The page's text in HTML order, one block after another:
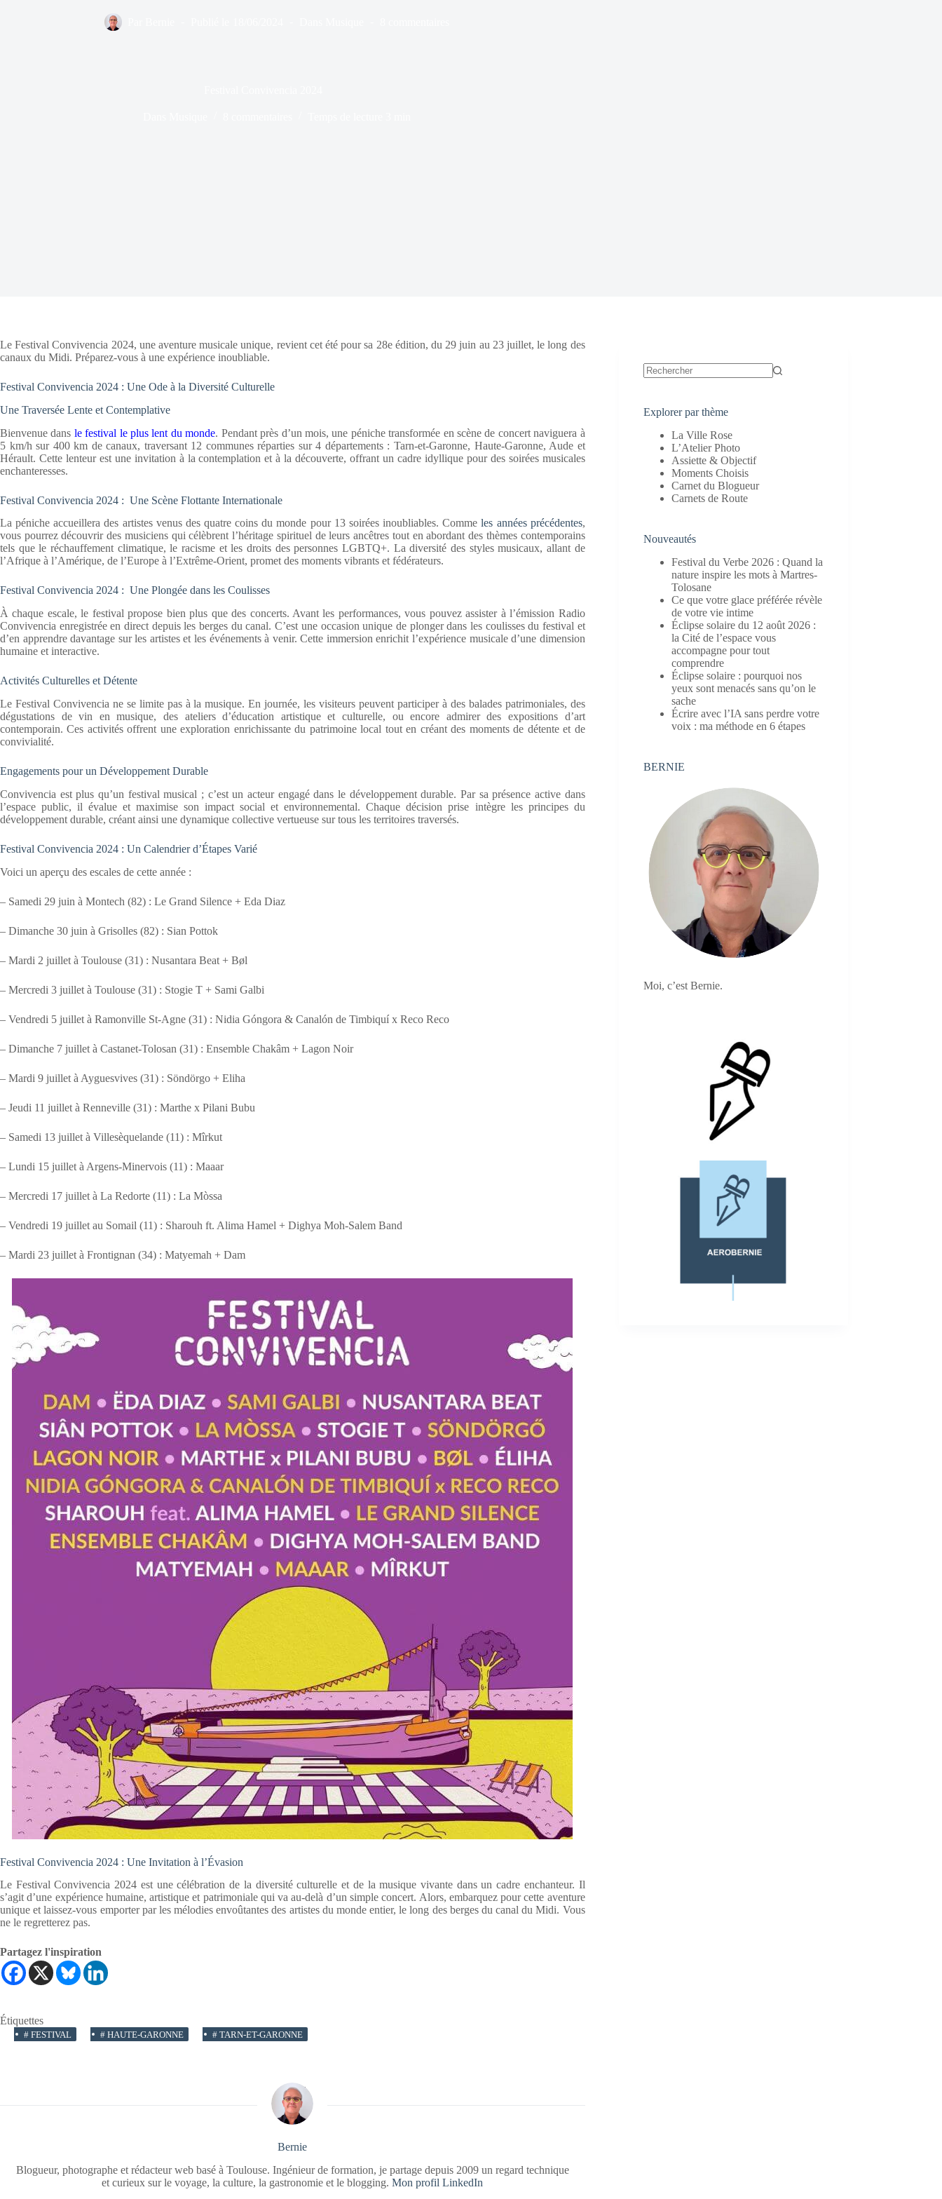
Le Festival Convivencia 2024, une aventure musicale unique, revient cet été pour sa 28e édition, du 29 juin au 23 juillet, le long des
canaux du Midi. Préparez-vous à une expérience inoubliable.
Festival Convivencia 2024 : Une Ode à la Diversité Culturelle
Une Traversée Lente et Contemplative
Bienvenue dans le festival le plus lent du monde. Pendant près d’un mois, une péniche transformée en scène de concert naviguera à
5 km/h sur 400 km de canaux, traversant 12 communes réparties sur 4 départements : Tarn-et-Garonne, Haute-Garonne, Aude et
Hérault. Cette lenteur est une invitation à la contemplation et à la découverte, offrant un cadre idyllique pour des soirées musicales
enchanteresses.
Festival Convivencia 2024 : Une Scène Flottante Internationale
La péniche accueillera des artistes venus des quatre coins du monde pour 13 soirées inoubliables. Commeles années précédentes,
vous pourrez découvrir des musiciens qui célèbrent l’héritage spirituel de leurs ancêtres tout en abordant des thèmes contemporains
tels que le réchauffement climatique, le racisme et les droits des personnes LGBTQ+. La diversité des styles musicaux, allant de
l’Afrique à l’Amérique, de l’Europe à l’Extrême-Orient, promet des moments vibrants et fédérateurs.
Festival Convivencia 2024 : Une Plongée dans les Coulisses
À chaque escale, le festival propose bien plus que des concerts. Avant les performances, vous pouvez assister à l’émission Radio
Convivencia enregistrée en direct depuis les berges du canal. C’est une occasion unique de plonger dans les coulisses du festival et
d’en apprendre davantage sur les artistes et les événements à venir. Cette immersion enrichit l’expérience musicale d’une dimension
humaine et interactive.
Activités Culturelles et Détente
Le Festival Convivencia ne se limite pas à la musique. En journée, les visiteurs peuvent participer à des balades patrimoniales, des
dégustations de vin en musique, des ateliers d’éducation artistique et culturelle, ou encore admirer des expositions d’art
contemporain. Ces activités offrent une exploration enrichissante du patrimoine local tout en créant des moments de détente et de
convivialité.
Engagements pour un Développement Durable
Convivencia est plus qu’un festival musical ; c’est un acteur engagé dans le développement durable. Par sa présence active dans
l’espace public, il évalue et maximise son impact social et environnemental. Chaque décision prise intègre les principes du
développement durable, créant ainsi une dynamique collective vertueuse sur tous les territoires traversés.
Festival Convivencia 2024 : Un Calendrier d’Étapes Varié
Voici un aperçu des escales de cette année :
– Samedi 29 juin à Montech (82) : Le Grand Silence + Eda Diaz
– Dimanche 30 juin à Grisolles (82) : Sian Pottok
– Mardi 2 juillet à Toulouse (31) : Nusantara Beat + Bøl
– Mercredi 3 juillet à Toulouse (31) : Stogie T + Sami Galbi
– Vendredi 5 juillet à Ramonville St-Agne (31) : Nidia Góngora & Canalón de Timbiquí x Reco Reco
– Dimanche 7 juillet à Castanet-Tolosan (31) : Ensemble Chakâm + Lagon Noir
– Mardi 9 juillet à Ayguesvives (31) : Söndörgo + Eliha
– Jeudi 11 juillet à Renneville (31) : Marthe x Pilani Bubu
– Samedi 13 juillet à Villesèquelande (11) : Mîrkut
– Lundi 15 juillet à Argens-Minervois (11) : Maaar
– Mercredi 17 juillet à La Redorte (11) : La Mòssa
– Vendredi 19 juillet au Somail (11) : Sharouh ft. Alima Hamel + Dighya Moh-Salem Band
– Mardi 23 juillet à Frontignan (34) : Matyemah + Dam
Festival Convivencia 2024 : Une Invitation à l’Évasion
Le Festival Convivencia 2024 est une célébration de la diversité culturelle et de la musique vivante dans un cadre enchanteur. Il
s’agit d’une expérience humaine, artistique et patrimoniale qui va au-delà d’un simple concert. Alors, embarquez pour cette aventure
unique et laissez-vous emporter par les mélodies envoûtantes des artistes du monde entier, le long des berges du canal du Midi. Vous
ne le regretterez pas.
Partagez l'inspiration
Étiquettes
# FESTIVAL # HAUTE-GARONNE # TARN-ET-GARONNE
Bernie
Blogueur, photographe et rédacteur web basé à Toulouse. Ingénieur de formation, je partage depuis 2009 un regard technique
et curieux sur le voyage, la culture, la gastronomie et le blogging.Mon profil LinkedIn
Explorer par thème
La Ville Rose
L’Atelier Photo
Assiette & Objectif
Moments Choisis
Carnet du Blogueur
Carnets de Route
Nouveautés
Festival du Verbe 2026 : Quand la
nature inspire les mots à Martres-
Tolosane
Ce que votre glace préférée révèle
de votre vie intime
Éclipse solaire du 12 août 2026 :
la Cité de l’espace vous
accompagne pour tout
comprendre
Éclipse solaire : pourquoi nos
yeux sont menacés sans qu’on le
sache
Écrire avec l’IA sans perdre votre
voix : ma méthode en 6 étapes
BERNIE
Moi, c’est Bernie.